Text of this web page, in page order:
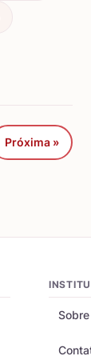
Próxima »
Sobre